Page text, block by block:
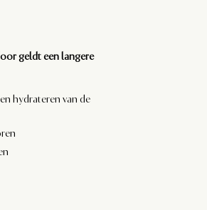
geldt een langere
hydrateren van de